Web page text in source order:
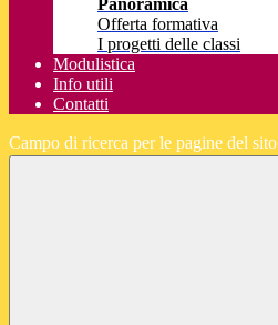
Panoramica
Offerta formativa
I progetti delle classi
Modulistica
Info utili
Contatti
Campo di ricerca per le pagine del sito